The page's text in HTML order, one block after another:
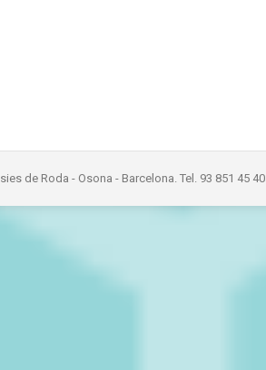
de Roda - Osona - Barcelona. Tel. 93 851 45 40